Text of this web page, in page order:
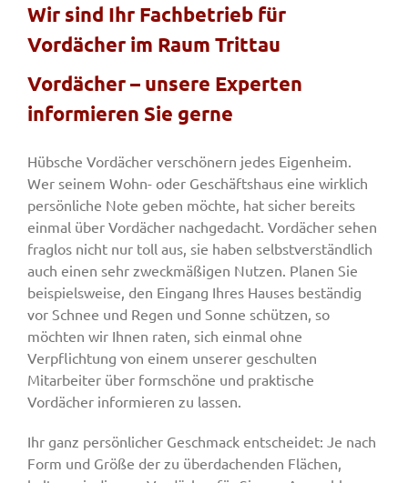
Überdachungen
Außen & Innen
Fenster & Türen
Tore
Smart Home
Team
Jobs
Kontakt
Wir sind Ihr Fachbetrieb für
Vordächer im Raum Trittau
Vordächer – unsere Experten
informieren Sie gerne
Hübsche Vordächer verschönern jedes Eigenheim.
Wer seinem Wohn- oder Geschäftshaus eine wirklich
persönliche Note geben möchte, hat sicher bereits
einmal über Vordächer nachgedacht. Vordächer sehen
fraglos nicht nur toll aus, sie haben selbstverständlich
auch einen sehr zweckmäßigen Nutzen. Planen Sie
beispielsweise, den Eingang Ihres Hauses beständig
vor Schnee und Regen und Sonne schützen, so
möchten wir Ihnen raten, sich einmal ohne
Verpflichtung von einem unserer geschulten
Mitarbeiter über formschöne und praktische
Vordächer informieren zu lassen.
Ihr ganz persönlicher Geschmack entscheidet: Je nach
Form und Größe der zu überdachenden Flächen,